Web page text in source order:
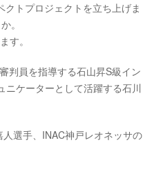
トプロジェクトを立ち上げま
。
す。
判員を指導する石山昇S級イン
ケーターとして活躍する石川
選手、INAC神戸レオネッサの